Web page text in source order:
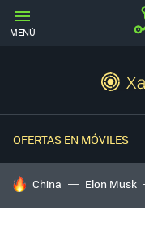
MENÚ
OFERTAS EN MÓVILES
HOY SE HABLA DE
China Elon Musk